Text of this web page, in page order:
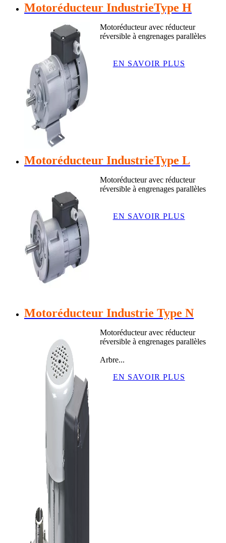
Motoréducteur IndustrieType H
Motoréducteur avec réducteur
réversible à engrenages parallèles
EN SAVOIR PLUS
Motoréducteur IndustrieType L
Motoréducteur avec réducteur
réversible à engrenages parallèles
EN SAVOIR PLUS
Motoréducteur Industrie Type N
Motoréducteur avec réducteur
réversible à engrenages parallèles
Arbre...
EN SAVOIR PLUS